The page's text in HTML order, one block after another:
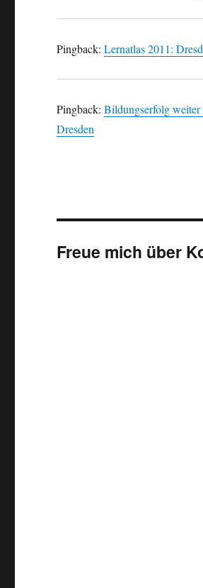
Pingback:Lernatlas 2011:
Pingback:Bildungserfolg weiter
Dresden
Freue mich über